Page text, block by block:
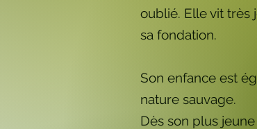
oublié. Elle vit très
sa fondation.
Son enfance est
nature sauvage.
Dès son plus